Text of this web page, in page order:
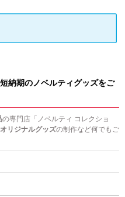
納期のノベルティグッズをご
の専門店「ノベルティ コレクショ
オリジナルグッズの制作など何でもご